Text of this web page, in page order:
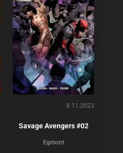
8.11.2023
Savage Avengers #02
Egmont